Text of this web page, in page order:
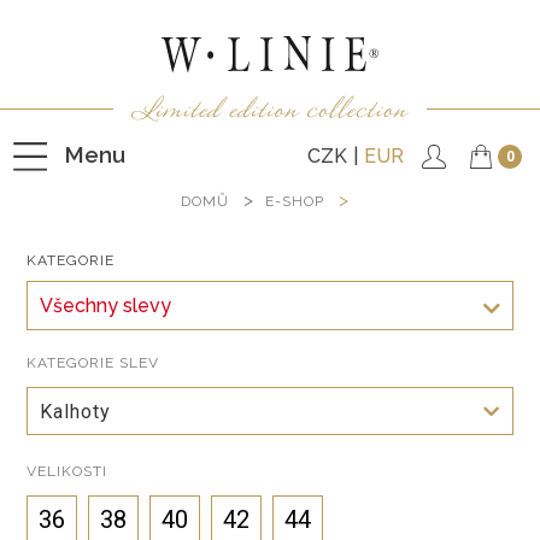
Menu CZK EUR 0
HALENKY
TRIČKA
NEPODŠITÉ KABÁTKY
PODŠITÉ KABÁTKY
KALHOTY
DOMŮ E-SHOP
KATEGORIE
Všechny slevy
KATEGORIE SLEV
Kalhoty
VELIKOSTI
36 38 40 42 44